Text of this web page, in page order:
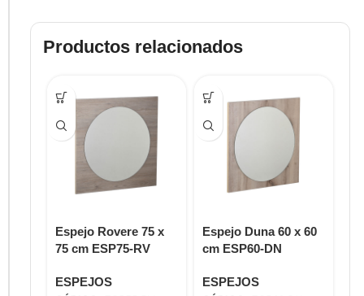
Productos relacionados
Espejo Rovere 75 x
75 cm ESP75-RV
ESPEJOS
Espejo Duna 60 x 60
cm ESP60-DN
ESPEJOS